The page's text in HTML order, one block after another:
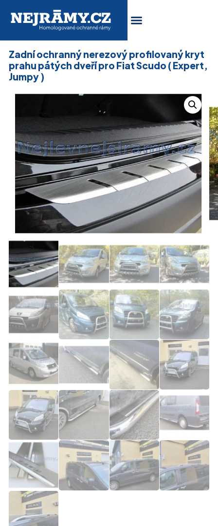
Zadní ochranný nerezový profilovaný kryt
prahu pátých dveří pro Fiat Scudo ( Expert,
Jumpy )